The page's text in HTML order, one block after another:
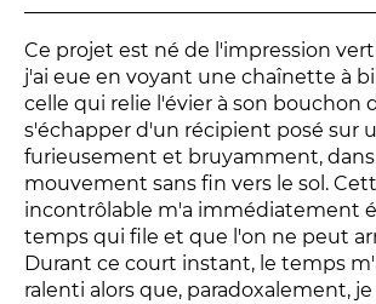
En famille
Étudiant
Entreprise
Entre amis, entre collègues
Acteur des secteurs social,
médical et judiciaire
En situation de handicap
Ce projet est né de l'impression
j'ai eue en voyant une chaînette à
celle qui relie l'évier à son bouchon
s'échapper d'un récipient posé sur
furieusement et bruyamment,
mouvement sans fin vers le sol.
incontrôlable m'a immédiatement
temps qui file et que l'on ne peut
Durant ce court instant, le temps
ralenti alors que, paradoxalement, je